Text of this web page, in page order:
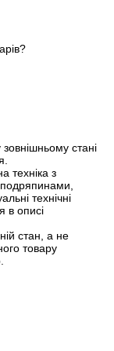
стані
техніка з
технічні
в описі
стан, а не
товару